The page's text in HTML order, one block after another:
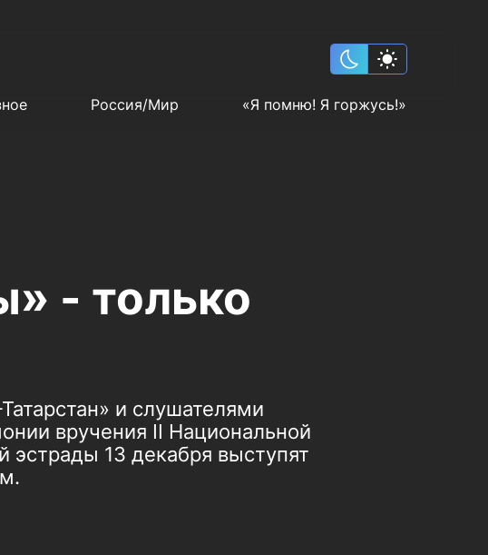
Россия/Мир «Я помню! Я горжусь!»
- только
и слушателями
вручения II Национальной
эстрады 13 декабря выступят